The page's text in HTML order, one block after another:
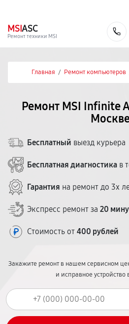
MSIASC
Ремонт техники MSI
Главная / Ремонт компьютеров
Ремонт MSI Infinite
Бесплатный выезд курьера
Бесплатная диагностика в
Гарантия на ремонт до 3х
Экспресс ремонт за 20
Стоимость от 400 рублей
Закажите ремонт в нашем сервисном
и исправное устройство